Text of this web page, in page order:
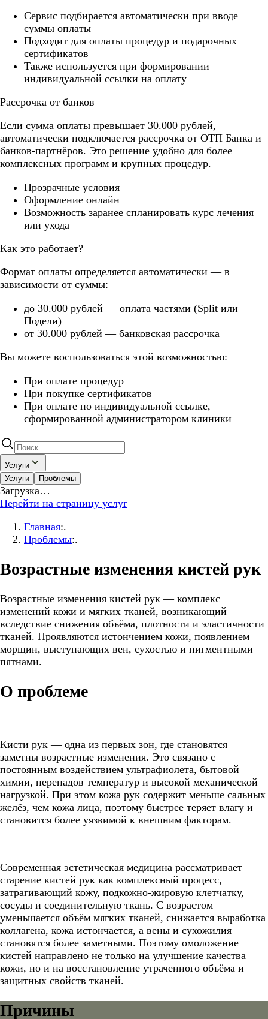
Cервис подбирается автоматически при вводе
суммы оплаты
Подходит для оплаты процедур и подарочных
сертификатов
Также используется при формировании
индивидуальной ссылки на оплату
Рассрочка от банков
Если сумма оплаты превышает 30.000 рублей,
автоматически подключается рассрочка от ОТП Банка и
банков-партнёров. Это решение удобно для более
комплексных программ и крупных процедур.
Прозрачные условия
Оформление онлайн
Возможность заранее спланировать курс лечения
или ухода
Как это работает?
Формат оплаты определяется автоматически — в
зависимости от суммы:
до 30.000 рублей — оплата частями (Split или
Подели)
от 30.000 рублей — банковская рассрочка
Вы можете воспользоваться этой возможностью:
При оплате процедур
При покупке сертификатов
При оплате по индивидуальной ссылке,
сформированной администратором клиники
Услуги
Услуги
Проблемы
Загрузка…
Перейти на страницу услуг
Главная:.
Проблемы:.
Возрастные изменения кистей рук
Возрастные изменения кистей рук — комплекс
изменений кожи и мягких тканей, возникающий
вследствие снижения объёма, плотности и эластичности
тканей. Проявляются истончением кожи, появлением
морщин, выступающих вен, сухостью и пигментными
пятнами.
О проблеме
Кисти рук — одна из первых зон, где становятся
заметны возрастные изменения. Это связано с
постоянным воздействием ультрафиолета, бытовой
химии, перепадов температур и высокой механической
нагрузкой. При этом кожа рук содержит меньше сальных
желёз, чем кожа лица, поэтому быстрее теряет влагу и
становится более уязвимой к внешним факторам.
Современная эстетическая медицина рассматривает
старение кистей рук как комплексный процесс,
затрагивающий кожу, подкожно-жировую клетчатку,
сосуды и соединительную ткань. С возрастом
уменьшается объём мягких тканей, снижается выработка
коллагена, кожа истончается, а вены и сухожилия
становятся более заметными. Поэтому омоложение
кистей направлено не только на улучшение качества
кожи, но и на восстановление утраченного объёма и
защитных свойств тканей.
Причины